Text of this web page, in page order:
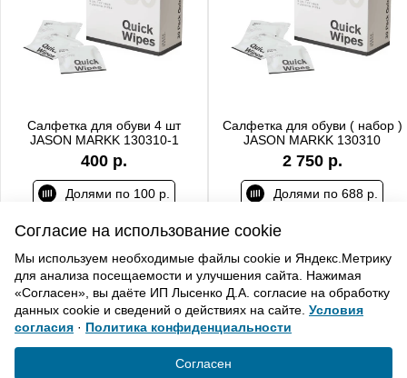
Салфетка для обуви 4 шт
JASON MARKK 130310-1
400 р.
Долями по 100 р.
Салфетка для обуви ( набор )
JASON MARKK 130310
2 750 р.
Долями по 688 р.
Согласие на использование cookie
Мы используем необходимые файлы cookie и Яндекс.Метрику
для анализа посещаемости и улучшения сайта. Нажимая
«Согласен», вы даёте ИП Лысенко Д.А. согласие на обработку
данных cookie и сведений о действиях на сайте. Условия
согласия · Политика конфиденциальности
Согласен